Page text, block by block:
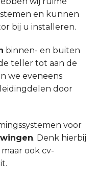
en kunnen
bij u installeren.
binnen- en buiten
teller tot aan de
we eveneens
door
voor
. Denk hierbij
ook cv-